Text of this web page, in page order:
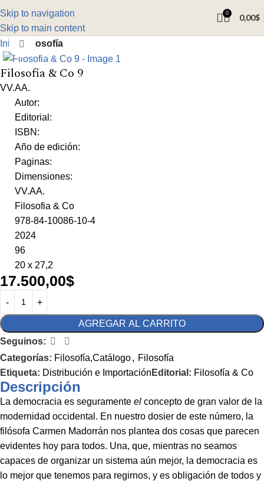
Skip to navigation
Skip to main content
0 0,00$
Inicio Filosofía
Click to enlarge
Filosofia & Co 9
VV.AA.
Autor:
Editorial:
ISBN:
Año de edición:
Paginas:
Dimensiones:
VV.AA.
Filosofia & Co
978-84-10086-10-4
2024
96
20 x 27,2
17.500,00$
AGREGAR AL CARRITO
Seguinos:
Categorías: Filosofía,Catálogo, Filosofía
Etiqueta: Distribución e Importación Editorial: Filosofía & Co
Descripción
La democracia es seguramente el concepto de gran valor de la
modernidad occidental. En nuestro dosier de este número, la
filósofa Carmen Madorrán nos plantea dos cosas que parecen
evidentes hoy para todos. Una, que, mientras no seamos
capaces de organizar un sistema aún mejor, la democracia es
lo mejor que tenemos para regirnos, y es obligación de todos y